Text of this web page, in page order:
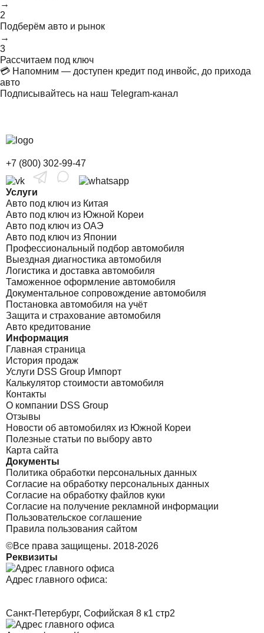
→
2
Подберём авто и рынок
→
3
Рассчитаем под ключ
💳 Напомним — доступен кредит под инвойс, до прихода
авто
Подписывайтесь на наш Telegram-канал
+7 (800) 302-99-47
Услуги
Авто под ключ из Китая
Авто под ключ из Южной Кореи
Авто под ключ из ОАЭ
Авто под ключ из Японии
Профессиональный подбор автомобиля
Выездная диагностика автомобиля
Логистика и доставка автомобиля
Таможенное оформление автомобиля
Документальное сопровождение автомобиля
Постановка автомобиля на учёт
Защита и страхование автомобиля
Авто кредитование
Информация
Главная страница
История продаж
Услуги DSS Group Импорт
Калькулятор стоимости автомобиля
Контакты
О компании DSS Group
Отзывы
Новости об автомобилях из Южной Кореи
Полезные статьи по выбору авто
Карта сайта
Документы
Политика обработки персональных данных
Согласие на обработку персональных данных
Согласие на обработку файлов куки
Согласие на получение рекламной информации
Пользовательское соглашение
Правила пользования сайтом
©Все права защищены. 2018-2026
Реквизиты
Адрес главного офиса:
Санкт-Петербург, Софийская 8 к1 стр2